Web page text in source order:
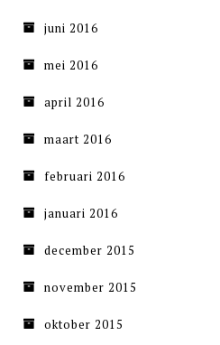
juni 2016
mei 2016
april 2016
maart 2016
februari 2016
januari 2016
december 2015
november 2015
oktober 2015